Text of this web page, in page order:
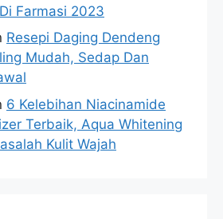
Farmasi 2023
Resepi Daging Dendeng
Mudah, Sedap Dan
6 Kelebihan Niacinamide
Terbaik, Aqua Whitening
Kulit Wajah